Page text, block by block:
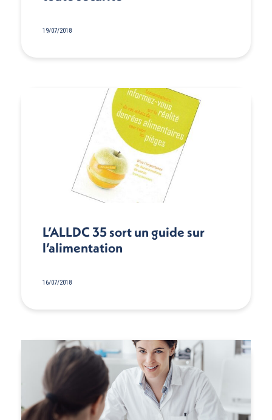
19/07/2018
L’ALLDC 35 sort un guide sur
l’alimentation
16/07/2018